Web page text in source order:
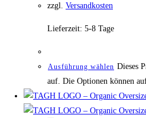
zzgl. Versandkosten
Lieferzeit: 5-8 Tage
Ausführung wählen Dieses
auf. Die Optionen können